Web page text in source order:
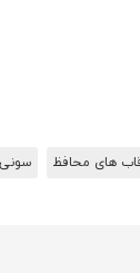
های محافظ سونی Sony